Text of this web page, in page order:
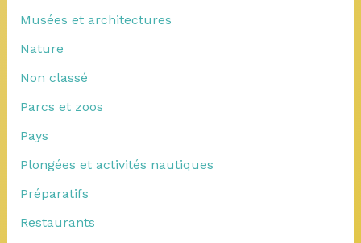
Musées et architectures
Nature
Non classé
Parcs et zoos
Pays
Plongées et activités nautiques
Préparatifs
Restaurants